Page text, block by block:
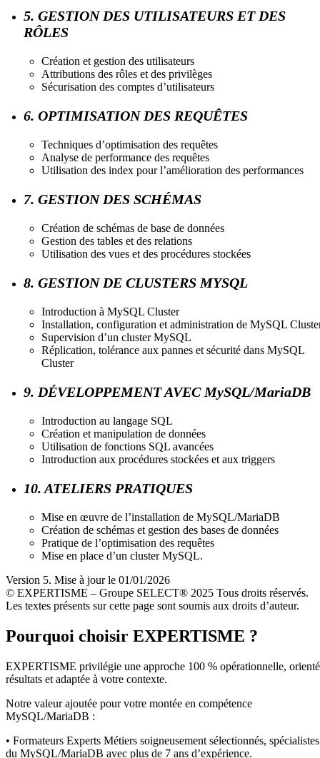
5. GESTION DES UTILISATEURS ET DES
RÔLES
Création et gestion des utilisateurs
Attributions des rôles et des privilèges
Sécurisation des comptes d’utilisateurs
6. OPTIMISATION DES REQUÊTES
Techniques d’optimisation des requêtes
Analyse de performance des requêtes
Utilisation des index pour l’amélioration des performances
7. GESTION DES SCHÉMAS
Création de schémas de base de données
Gestion des tables et des relations
Utilisation des vues et des procédures stockées
8. GESTION DE CLUSTERS MYSQL
Introduction à MySQL Cluster
Installation, configuration et administration de MySQL
Supervision d’un cluster MySQL
Réplication, tolérance aux pannes et sécurité dans MySQL
Cluster
9. DÉVELOPPEMENT AVEC MySQL/MariaDB
Introduction au langage SQL
Création et manipulation de données
Utilisation de fonctions SQL avancées
Introduction aux procédures stockées et aux triggers
10. ATELIERS PRATIQUES
Mise en œuvre de l’installation de MySQL/MariaDB
Création de schémas et gestion des bases de données
Pratique de l’optimisation des requêtes
Mise en place d’un cluster MySQL.
Version 5. Mise à jour le 01/01/2026
© EXPERTISME – Groupe SELECT® 2025 Tous droits réservés.
Les textes présents sur cette page sont soumis aux droits d’auteur.
Pourquoi choisir EXPERTISME ?
EXPERTISME privilégie une approche 100 % opérationnelle,
résultats et adaptée à votre contexte.
Notre valeur ajoutée pour votre montée en compétence
MySQL/MariaDB :
• Formateurs Experts Métiers soigneusement sélectionnés, spécialistes
du MySQL/MariaDB avec plus de 7 ans d’expérience.